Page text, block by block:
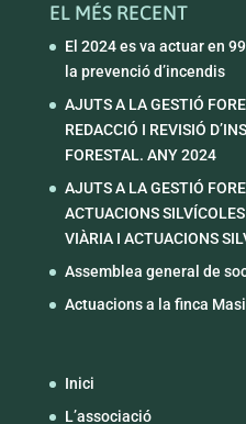
EL MÉS RECENT
El 2024 es va actuar en
la prevenció d’incendis
AJUTS A LA GESTIÓ
REDACCIÓ I REVISIÓ
FORESTAL. ANY 2024
AJUTS A LA GESTIÓ
ACTUACIONS
VIÀRIA I ACTUACIONS
Assemblea general de
Actuacions a la finca
Inici
L’associació